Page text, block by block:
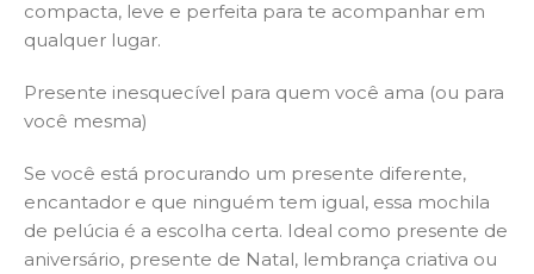
compacta, leve e perfeita para te acompanhar em
qualquer lugar.
Presente inesquecível para quem você ama (ou para
você mesma)
Se você está procurando um presente diferente,
encantador e que ninguém tem igual, essa mochila
de pelúcia é a escolha certa. Ideal como presente de
aniversário, presente de Natal, lembrança criativa ou